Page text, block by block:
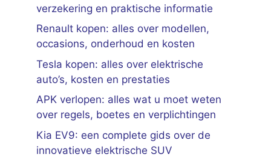
verzekering en praktische informatie
Renault kopen: alles over modellen,
occasions, onderhoud en kosten
Tesla kopen: alles over elektrische
auto’s, kosten en prestaties
APK verlopen: alles wat u moet weten
over regels, boetes en verplichtingen
Kia EV9: een complete gids over de
innovatieve elektrische SUV